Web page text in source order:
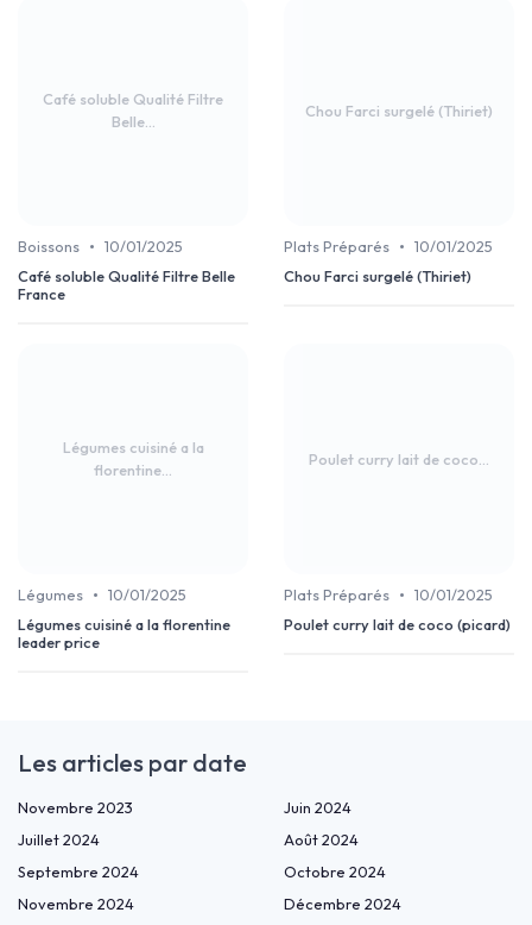
Café soluble Qualité Filtre
Belle...
Boissons • 10/01/2025
Café soluble Qualité Filtre Belle
France
Chou Farci surgelé (Thiriet)
Plats Préparés • 10/01/2025
Chou Farci surgelé (Thiriet)
Légumes cuisiné a la
florentine...
Légumes • 10/01/2025
Légumes cuisiné a la florentine
leader price
Poulet curry lait de coco...
Plats Préparés • 10/01/2025
Poulet curry lait de coco (picard)
Les articles par date
Novembre 2023
Juin 2024
Juillet 2024
Août 2024
Septembre 2024
Octobre 2024
Novembre 2024
Décembre 2024